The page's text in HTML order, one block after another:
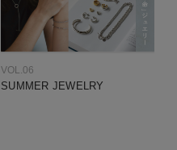
VOL.06
SUMMER JEWELRY